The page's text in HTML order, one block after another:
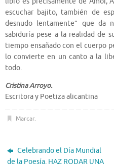
escuchar bajito, también de
desnudo lentamente” que da
sabiduría pese a la realidad de
tiempo ensañado con el cuerpo
lo convierte en un canto a la
todo.
Cristina Arroyo.
Escritora y Poetiza alicantina
Marcar.
Celebrando el Día Mundial
de la Poesía. HAZ RODAR UNA